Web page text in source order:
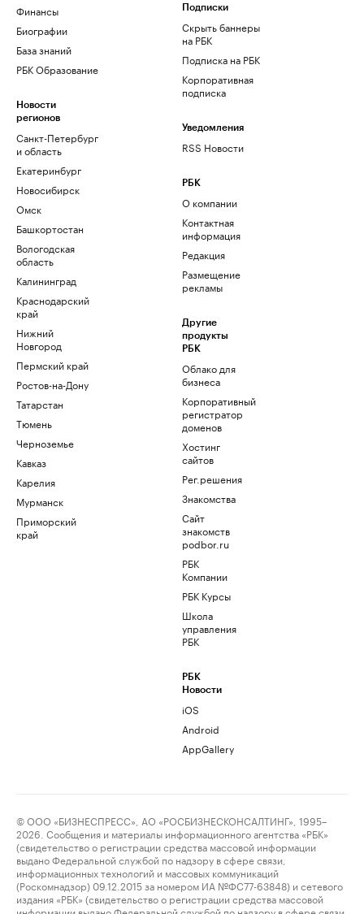
Финансы
Биографии
База знаний
РБК Образование
Новости
регионов
Санкт-Петербург
и область
Екатеринбург
Новосибирск
Омск
Башкортостан
Вологодская
область
Калининград
Краснодарский
край
Нижний
Новгород
Пермский край
Ростов-на-Дону
Татарстан
Тюмень
Черноземье
Кавказ
Карелия
Мурманск
Приморский
край
Подписки
Скрыть баннеры
на РБК
Подписка на РБК
Корпоративная
подписка
Уведомления
RSS Новости
РБК
О компании
Контактная
информация
Редакция
Размещение
рекламы
Другие
продукты
РБК
Облако для
бизнеса
Корпоративный
регистратор
доменов
Хостинг
сайтов
Рег.решения
Знакомства
Сайт
знакомств
podbor.ru
РБК
Компании
РБК Курсы
Школа
управления
РБК
РБК
Новости
iOS
Android
AppGallery
© ООО «БИЗНЕСПРЕСС», АО «РОСБИЗНЕСКОНСАЛТИНГ», 1995–
2026. Сообщения и материалы информационного агентства «РБК»
(свидетельство о регистрации средства массовой информации
выдано Федеральной службой по надзору в сфере связи,
информационных технологий и массовых коммуникаций
(Роскомнадзор) 09.12.2015 за номером ИА №ФС77-63848) и сетевого
издания «РБК» (свидетельство о регистрации средства массовой